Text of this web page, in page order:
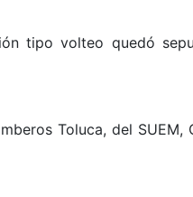
tipo volteo quedó
Toluca, del